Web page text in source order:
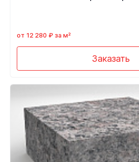
от 12 280 ₽ за м²
Заказать